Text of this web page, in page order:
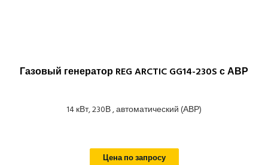
Газовый генератор REG ARCTIC GG14-230S с АВР
14 кВт, 230В , автоматический (АВР)
Цена по запросу